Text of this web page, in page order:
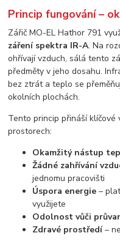
Princip fungování –
Zářič MO-EL Hathor 791
záření spektra IR-A. Na
ohřívají vzduch, sálá tento
předměty v jeho dosahu.
bez ztrát a teplo se
okolních plochách.
Tento princip přináší
prostorech:
Okamžitý nástup
Žádné zahřívání
jednomu pracovišti
Úspora energie –
využijete
Odolnost vůči
Zdravé prostředí–